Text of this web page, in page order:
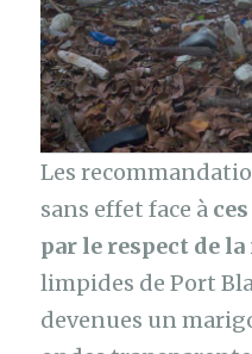
Les
sans effet face à
par le respect de
limpides de Port
devenues un